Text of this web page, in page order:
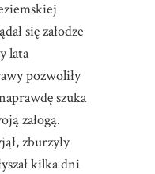
się załodze
lata
pozwoliły
szuka
załogą.
zburzyły
kilka dni